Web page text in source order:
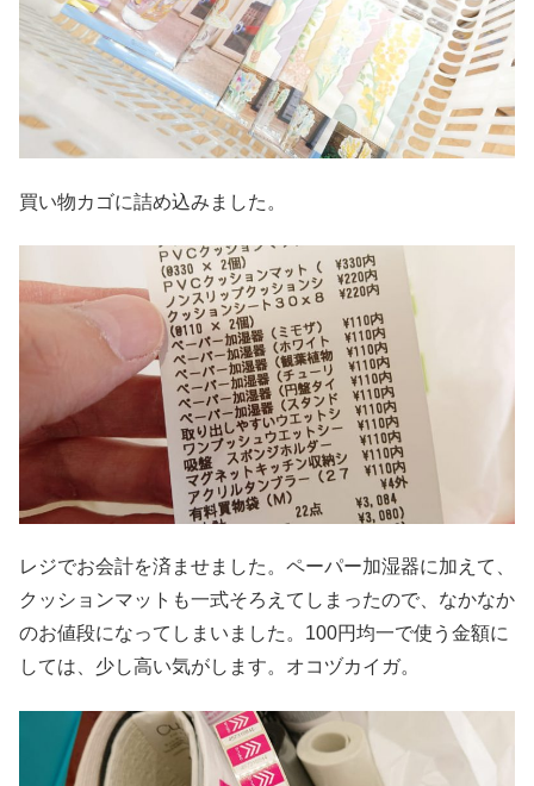
買い物カゴに詰め込みました。
レジでお会計を済ませました。ペーパー加湿器に加えて、
クッションマットも一式そろえてしまったので、なかなか
のお値段になってしまいました。100円均一で使う金額に
しては、少し高い気がします。オコヅカイガ。